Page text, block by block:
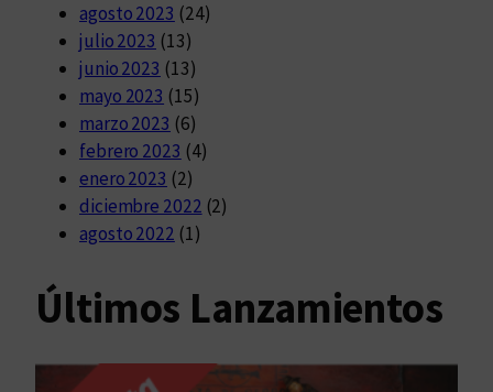
agosto 2023 (24)
julio 2023 (13)
junio 2023 (13)
mayo 2023 (15)
marzo 2023 (6)
febrero 2023 (4)
enero 2023 (2)
diciembre 2022 (2)
agosto 2022 (1)
Últimos Lanzamientos